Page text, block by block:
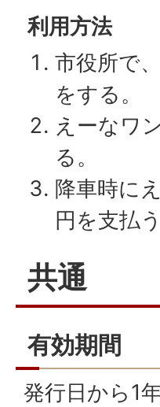
利用方法
市役所で
をする。
えーなワ
る。
降車時に
円を支払う
共通
有効期間
発行日から1